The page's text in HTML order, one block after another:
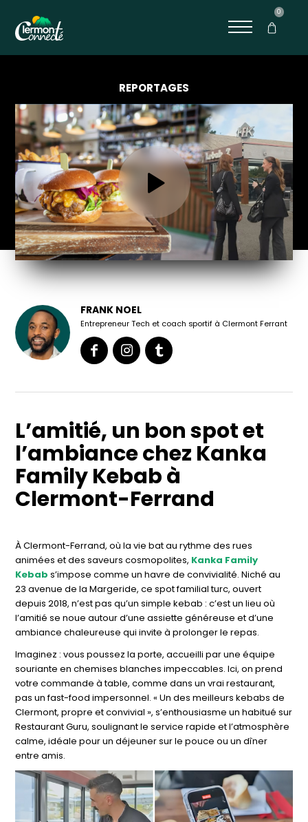
0
REPORTAGES
FRANK NOEL
Entrepreneur Tech et coach sportif à Clermont Ferrant
L’amitié, un bon spot et
l’ambiance chez Kanka
Family Kebab à
Clermont-Ferrand
À Clermont-Ferrand, où la vie bat au rythme des rues
animées et des saveurs cosmopolites, Kanka Family
Kebab s’impose comme un havre de convivialité. Niché au
23 avenue de la Margeride, ce spot familial turc, ouvert
depuis 2018, n’est pas qu’un simple kebab : c’est un lieu où
l’amitié se noue autour d’une assiette généreuse et d’une
ambiance chaleureuse qui invite à prolonger le repas.
Imaginez : vous poussez la porte, accueilli par une équipe
souriante en chemises blanches impeccables. Ici, on prend
votre commande à table, comme dans un vrai restaurant,
pas un fast-food impersonnel. « Un des meilleurs kebabs de
Clermont, propre et convivial », s’enthousiasme un habitué sur
Restaurant Guru, soulignant le service rapide et l’atmosphère
calme, idéale pour un déjeuner sur le pouce ou un dîner
entre amis.